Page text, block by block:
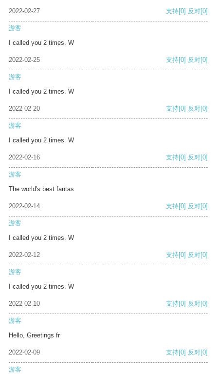
2022-02-27 支持[0] 反对[0]
游客
I called you 2 times. W
2022-02-25 支持[0] 反对[0]
游客
I called you 2 times. W
2022-02-20 支持[0] 反对[0]
游客
I called you 2 times. W
2022-02-16 支持[0] 反对[0]
游客
The world's best fantas
2022-02-14 支持[0] 反对[0]
游客
I called you 2 times. W
2022-02-12 支持[0] 反对[0]
游客
I called you 2 times. W
2022-02-10 支持[0] 反对[0]
游客
Hello, Greetings fr
2022-02-09 支持[0] 反对[0]
游客